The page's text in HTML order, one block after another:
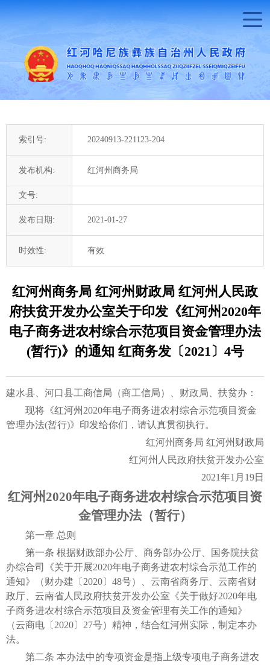
索引号: 20240913-221123-204
发布机构: 红河州商务局
文号:
发布日期: 2021-01-27
时效性: 有效
红河州商务局 红河州财政局 红河州人民政
府扶贫开发办公室关于印发《红河州2020年
电子商务进农村综合示范项目资金管理办法
(暂行)》的通知 红商务发〔2021〕4号
建水县、河口县工商信局（商工信局）、财政局、扶贫办：
现将《红河州2020年电子商务进农村综合示范项目资金
管理办法(暂行)》印发给你们，请认真贯彻执行。
红河州商务局 红河州财政局
红河州人民政府扶贫开发办公室
2021年1月19日
红河州2020年电子商务进农村综合示范项目资
金管理办法（暂行）
第一章 总则
第一条 根据财政部办公厅、商务部办公厅、国务院扶贫
办综合司《关于开展2020年电子商务进农村综合示范工作的
通知》（财办建〔2020〕48号）、云南省商务厅、云南省财
政厅、云南省人民政府扶贫开发办公室《关于做好2020年电
子商务进农村综合示范项目及资金管理有关工作的通知》
（云商电〔2020〕27号）精神，结合红河州实际，制定本办
法。
第二条 本办法中的专项资金是指上级专项电子商务进农